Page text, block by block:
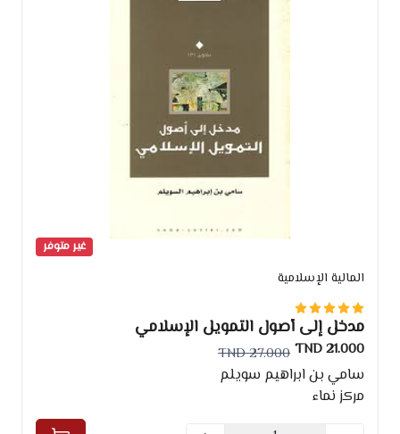
غير متوفر
المالية الإسلامية
مدخل إلى أصول التمويل الإسلامي
21.000 TND
27.000 TND
سامي بن ابراهيم سويلم
مركز نماء